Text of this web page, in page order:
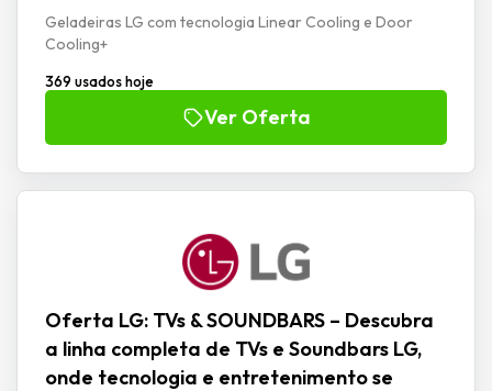
Geladeiras LG com tecnologia Linear Cooling e Door
Cooling+
369 usados hoje
Ver Oferta
Oferta LG: TVs & SOUNDBARS – Descubra
a linha completa de TVs e Soundbars LG,
onde tecnologia e entretenimento se